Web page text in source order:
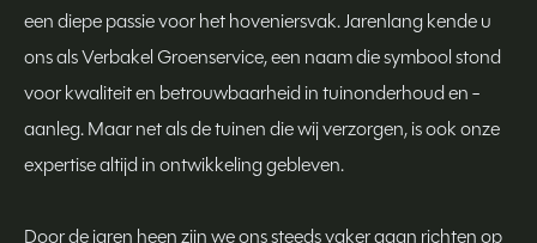
een diepe passie voor het hoveniersvak. Jarenlang kende u
ons als Verbakel Groenservice, een naam die symbool stond
voor kwaliteit en betrouwbaarheid in tuinonderhoud en -
aanleg. Maar net als de tuinen die wij verzorgen, is ook onze
expertise altijd in ontwikkeling gebleven.
Door de jaren heen zijn we ons steeds vaker gaan richten op